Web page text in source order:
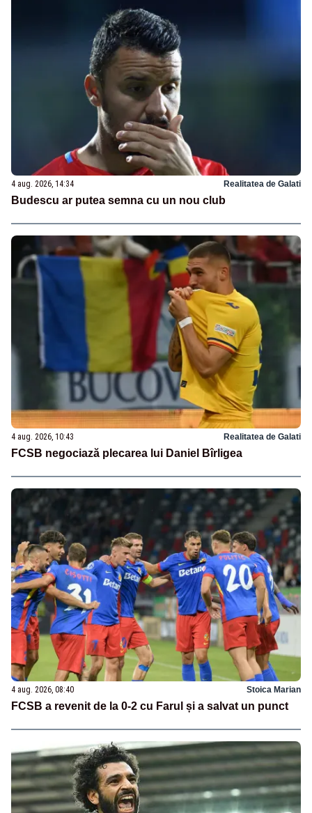
4 aug. 2026, 14:34 Realitatea de Galati
Budescu ar putea semna cu un nou club
4 aug. 2026, 10:43 Realitatea de Galati
FCSB negociază plecarea lui Daniel Bîrligea
4 aug. 2026, 08:40 Stoica Marian
FCSB a revenit de la 0-2 cu Farul și a salvat un punct